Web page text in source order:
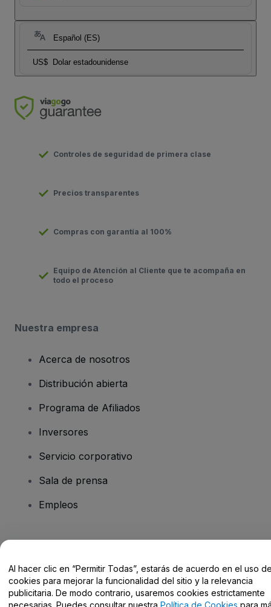
Español (ES)
US$ Dolar estadounidense
Controles de seguridad de primera clase
Precios transparentes
Compras con garantía al 100%
Equipo de Atención al Cliente que te acompaña en
todo el proceso
Nuestra empresa
Acerca de nosotros
Distribución abierta
Programa de Afiliados
Inversores
Servicio corporativo
Sala de prensa
Empleos
Centro de Ayuda / Contacto
Al hacer clic en “Permitir Todas”, estarás de acuerdo en el uso
cookies para mejorar la funcionalidad del sitio y la relevancia
publicitaria. De modo contrario, usaremos cookies estrictamente
necesarias. Puedes consultar nuestra Política de Cookies para